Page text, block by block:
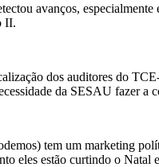
avanços,
II.
dos auditores do
da SESAU fazer a
tem um marketing
eles estão curtindo o Natal